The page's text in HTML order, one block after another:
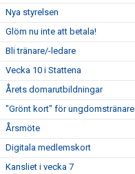
Nya styrelsen
Glöm nu inte att betala!
Bli tränare/-ledare
Vecka 10 i Stattena
Årets domarutbildningar
"Grönt kort" för ungdomstränare
Årsmöte
Digitala medlemskort
Kansliet i vecka 7